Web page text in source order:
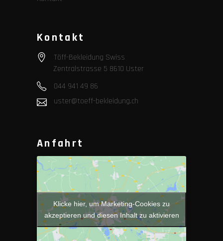
Kontakt
Töff-Bekleidung Swiss
Zentralstrasse 5 8610 Uster
044 941 49 86
uster@toeff-bekleidung.ch
Anfahrt
Klicke hier, um Marketing-Cookies zu
akzeptieren und diesen Inhalt zu aktivieren